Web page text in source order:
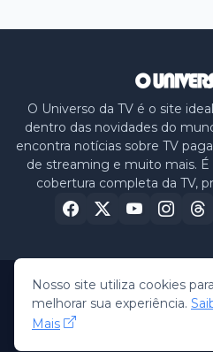
O Universo da TV é o site
dentro das novidades do
encontra notícias sobre TV
de streaming e muito mais.
cobertura completa da TV,
© 2026 -
HomeSobre nósPolítica
Nosso site utiliza cookies para
melhorar sua experiência.
Mais